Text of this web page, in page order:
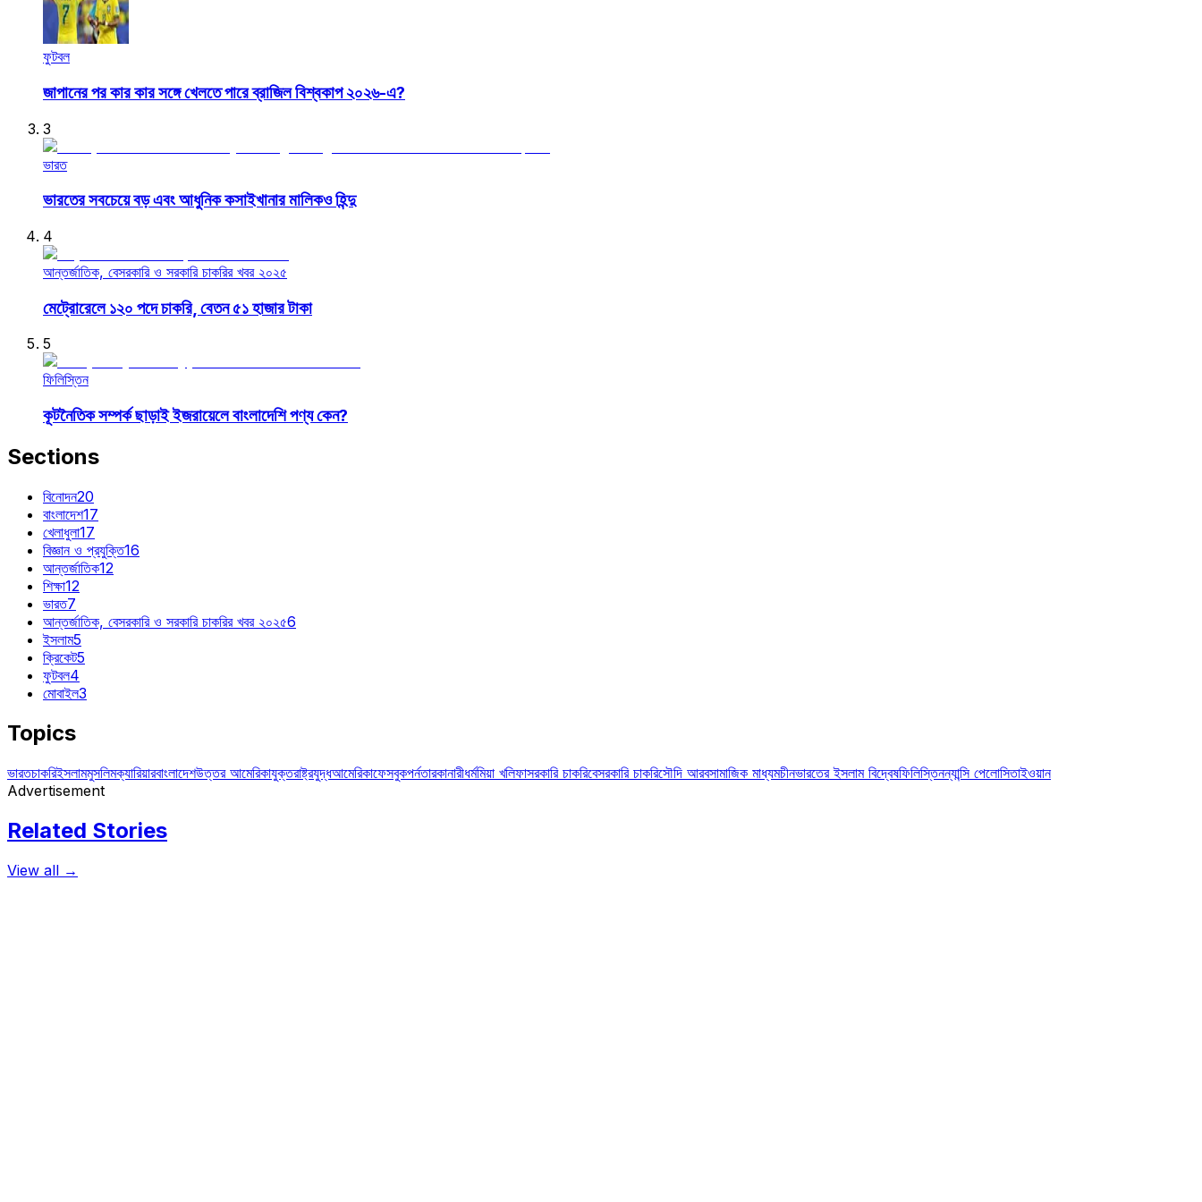
ফুটবল
জাপানের পর কার কার সঙ্গে খেলতে পারে ব্রাজিল বিশ্বকাপ ২০২৬-এ?
3
ভারত
ভারতের সবচেয়ে বড় এবং আধুনিক কসাইখানার মালিকও হিন্দু
4
আন্তর্জাতিক, বেসরকারি ও সরকারি চাকরির খবর ২০২৫
মেট্রোরেলে ১২০ পদে চাকরি, বেতন ৫১ হাজার টাকা
5
ফিলিস্তিন
কূটনৈতিক সম্পর্ক ছাড়াই ইজরায়েলে বাংলাদেশি পণ্য কেন?
Sections
বিনোদন20
বাংলাদেশ17
খেলাধুলা17
বিজ্ঞান ও প্রযুক্তি16
আন্তর্জাতিক12
শিক্ষা12
ভারত7
আন্তর্জাতিক, বেসরকারি ও সরকারি চাকরির খবর ২০২৫6
ইসলাম5
ক্রিকেট5
ফুটবল4
মোবাইল3
Topics
ভারতচাকরিইসলামমুসলিমক্যারিয়ারবাংলাদেশউত্তর আমেরিকাযুক্তরাষ্ট্রযুদ্ধআমেরিকাফেসবুকপর্নতারকানারীধর্মমিয়া খলিফাসরকারি চাকরিবেসরকারি চাকরিসৌদি আরবসামাজিক মাধ্যমচীনভারতের ইসলাম বিদ্বেষফিলিস্তিনন্যান্সি পেলোসিতাইওয়ান
Advertisement
Related Stories
View all →